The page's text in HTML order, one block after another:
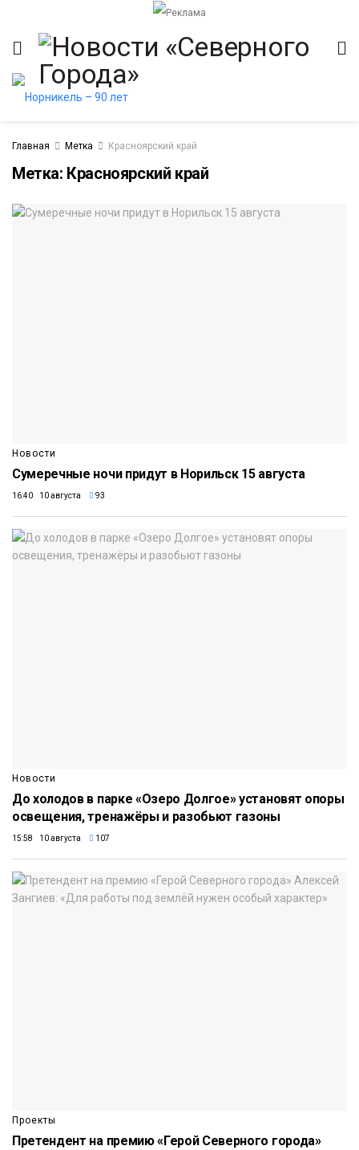
Главная Метка Красноярский край
Метка: Красноярский край
Новости
Сумеречные ночи придут в Норильск 15 августа
16:40 10 августа 93
Новости
До холодов в парке «Озеро Долгое» установят опоры
освещения, тренажёры и разобьют газоны
15:58 10 августа 107
Проекты
Претендент на премию «Герой Северного города»